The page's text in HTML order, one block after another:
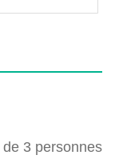
de 3 personnes